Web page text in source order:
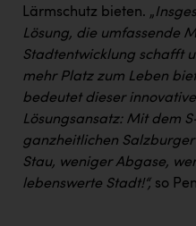
Lärmschutz bieten. „
Lösung, die umfassende
Stadtentwicklung schafft
mehr Platz zum Leben
bedeutet dieser
Lösungsansatz: Mit dem
ganzheitlichen
Stau, weniger Abgase,
lebenswerte Stadt!“, so